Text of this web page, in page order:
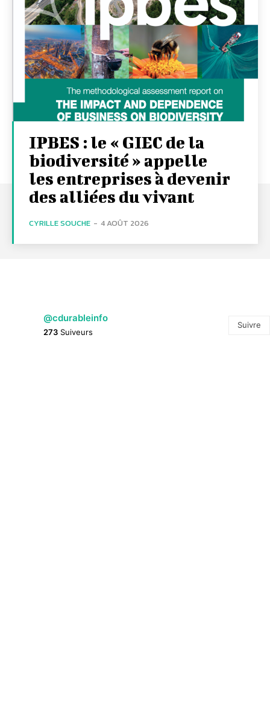
IPBES : le « GIEC de la
biodiversité » appelle
les entreprises à devenir
des alliées du vivant
CYRILLE SOUCHE - 4 AOÛT 2026
@cdurableinfo
273 Suiveurs
Suivre